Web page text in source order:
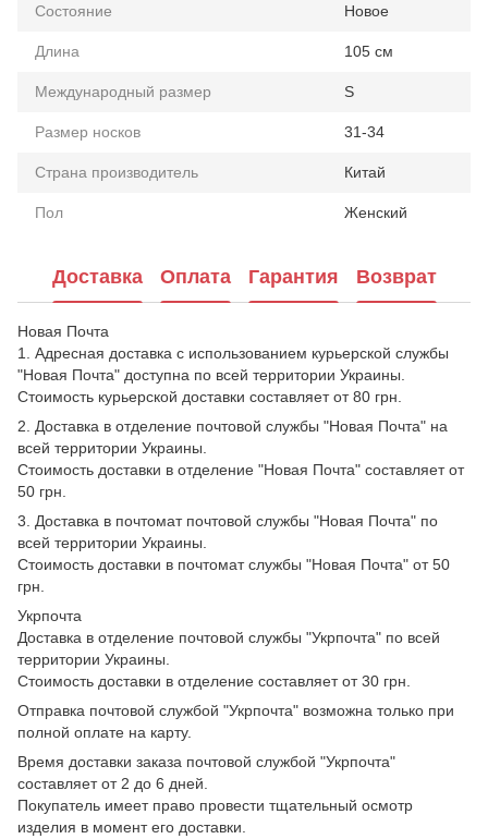
Состояние Новое
Длина 105 см
Международный размер S
Размер носков 31-34
Страна производитель Китай
Пол Женский
Доставка Оплата Гарантия Возврат
Новая Почта
1. Адресная доставка с использованием курьерской службы
"Новая Почта" доступна по всей территории Украины.
Стоимость курьерской доставки составляет от 80 грн.
2. Доставка в отделение почтовой службы "Новая Почта" на
всей территории Украины.
Стоимость доставки в отделение "Новая Почта" составляет от
50 грн.
3. Доставка в почтомат почтовой службы "Новая Почта" по
всей территории Украины.
Стоимость доставки в почтомат службы "Новая Почта" от 50
грн.
Укрпочта
Доставка в отделение почтовой службы "Укрпочта" по всей
территории Украины.
Стоимость доставки в отделение составляет от 30 грн.
Отправка почтовой службой "Укрпочта" возможна только при
полной оплате на карту.
Время доставки заказа почтовой службой "Укрпочта"
составляет от 2 до 6 дней.
Покупатель имеет право провести тщательный осмотр
изделия в момент его доставки.